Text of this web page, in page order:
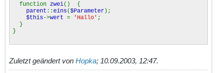
function zwei() {
parent ::eins($Parameter);
$this->wert = 'Hallo' ;
}
}
Zuletzt geändert von Hopka; 10.09.2003, 12:47.